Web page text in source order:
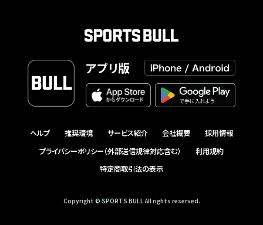
アプリ版
ヘルプ 推奨環境 サービス紹介 会社概要
採用情報
プライバシーポリシー（外部送信規律対応含む）
利用規約
特定商取引法の表示
Copyright © SPORTS BULL All rights reserved.